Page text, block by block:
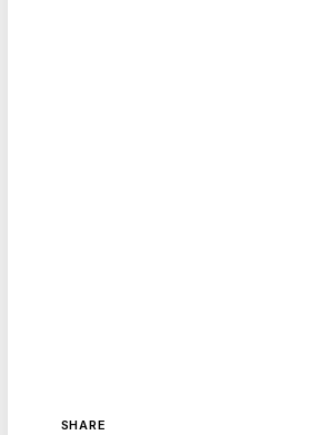
SHARE